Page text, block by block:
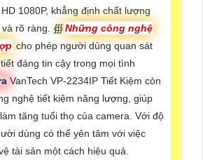
1080P, khẳng định chất lượng
và rõ ràng. ∰Những công nghệ
cho phép người dùng quan sát
đáng tin cậy trong mọi tình
VanTech VP-2234IP Tiết Kiệm còn
nghệ tiết kiệm năng lượng, giúp
tăng tuổi thọ của camera. Với độ
dùng có thể yên tâm với việc
tài sản một cách hiệu quả.